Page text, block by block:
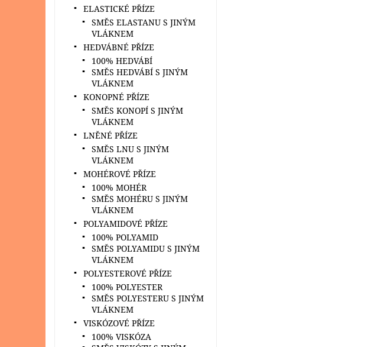
ELASTICKÉ PŘÍZE
SMĚS ELASTANU S JINÝM
VLÁKNEM
HEDVÁBNÉ PŘÍZE
100% HEDVÁBÍ
SMĚS HEDVÁBÍ S JINÝM
VLÁKNEM
KONOPNÉ PŘÍZE
SMĚS KONOPÍ S JINÝM
VLÁKNEM
LNĚNÉ PŘÍZE
SMĚS LNU S JINÝM
VLÁKNEM
MOHÉROVÉ PŘÍZE
100% MOHÉR
SMĚS MOHÉRU S JINÝM
VLÁKNEM
POLYAMIDOVÉ PŘÍZE
100% POLYAMID
SMĚS POLYAMIDU S JINÝM
VLÁKNEM
POLYESTEROVÉ PŘÍZE
100% POLYESTER
SMĚS POLYESTERU S JINÝM
VLÁKNEM
VISKÓZOVÉ PŘÍZE
100% VISKÓZA